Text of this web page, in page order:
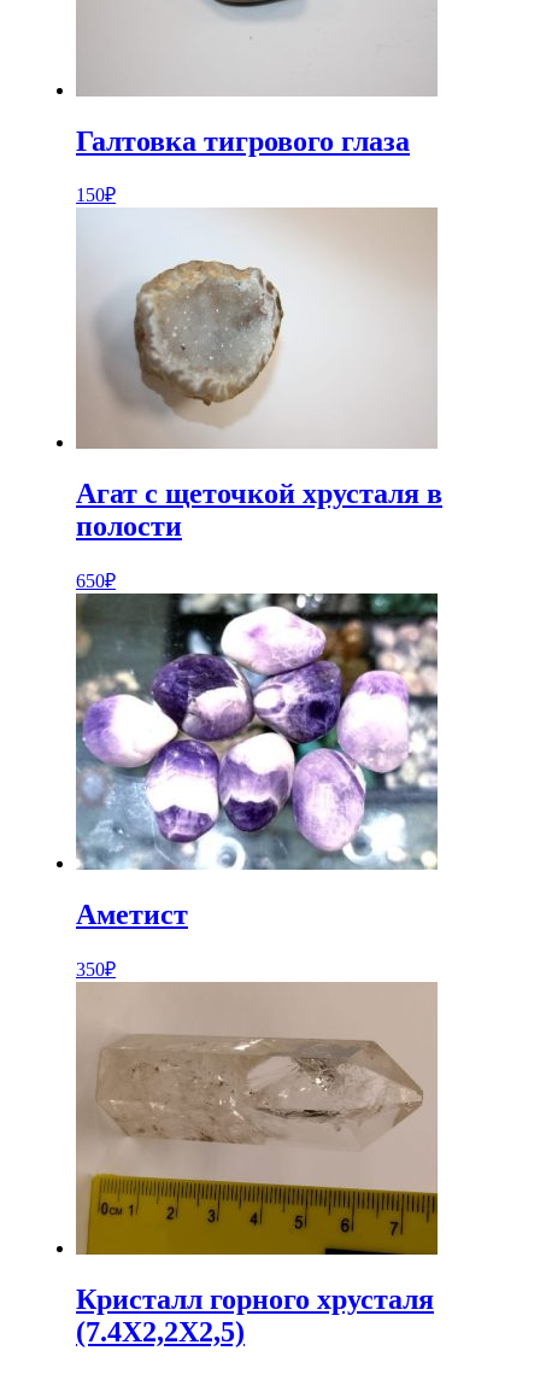
Галтовка тигрового глаза
150₽
Агат с щеточкой хрусталя в
полости
650₽
Аметист
350₽
Кристалл горного хрусталя
(7.4Х2,2Х2,5)